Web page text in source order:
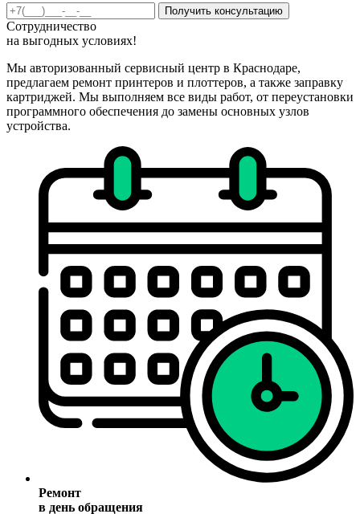
Получить консультацию
Сотрудничество
на выгодных условиях!
Мы авторизованный сервисный центр в Краснодаре,
предлагаем ремонт принтеров и плоттеров, а также заправку
картриджей. Мы выполняем все виды работ, от переустановки
программного обеспечения до замены основных узлов
устройства.
Ремонт
в день обращения